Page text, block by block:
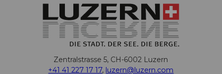
Zentralstrasse 5, CH-6002 Luzern
+41 41 227 17 17, luzern@luzern.com